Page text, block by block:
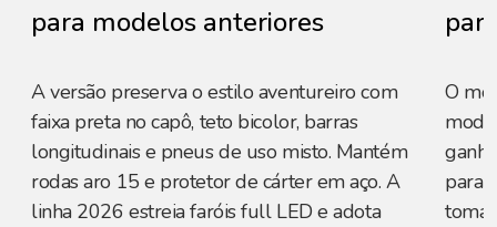
para modelos anteriores
A versão preserva o estilo aventureiro com
faixa preta no capô, teto bicolor, barras
longitudinais e pneus de uso misto. Mantém
rodas aro 15 e protetor de cárter em aço. A
linha 2026 estreia faróis full LED e adota
O
para-